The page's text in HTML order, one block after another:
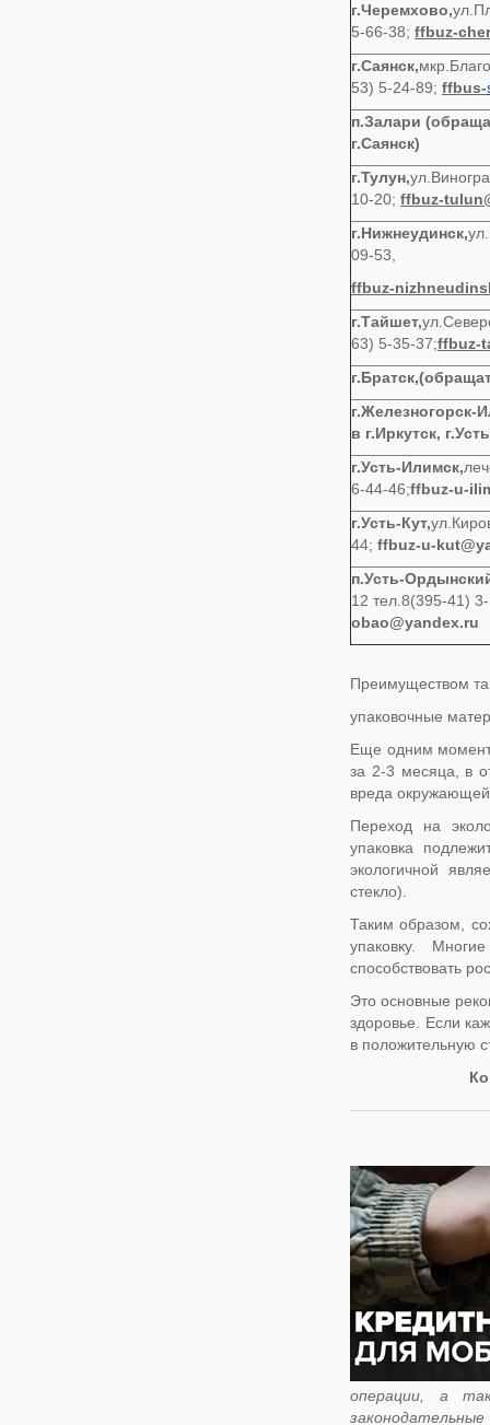
г.Черемхово,
5-66-38; ffbuz-
г.Саянск,
53) 5-24-89; ffbus-
п.Залари
г.Саянск)
г.Тулун,
10-20; ffbuz-
г.Нижнеудинск,
09-53,
ffbuz-
г.Тайшет,
63) 5-35-37;ffbuz-
г.Братск,
г.Железногорск-
в г.Иркутск,
г.Усть-Илимск,
6-44-46;ffbuz-u-
г.Усть-Кут,
44; ffbuz-u-
п.Усть-
12 тел.8(395-41)
obao@yandex.ru
Преимуществом
упаковочные
Еще одним
за 2-3 месяца, в
вреда
Переход на
упаковка
экологичной
стекло).
Таким образом,
упаковку.
способствовать
Это основные
здоровье. Если
в положительную
операции, а